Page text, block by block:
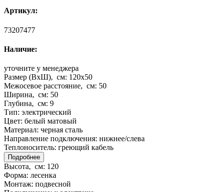
Артикул:
73207477
Наличие:
уточните у менеджера
Размер (ВхШ), см: 120x50
Межосевое расстояние, см: 50
Ширина, см: 50
Глубина, см: 9
Тип: электрический
Цвет: белый матовый
Материал: черная сталь
Направление подключения: нижнее/слева
Теплоноситель: греющий кабель
Подробнее
Высота, см: 120
Форма: лесенка
Монтаж: подвесной